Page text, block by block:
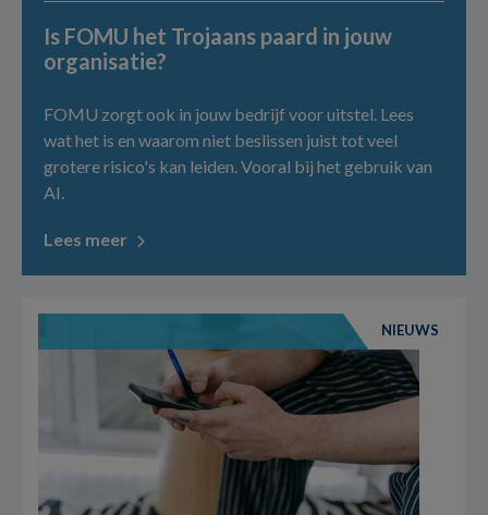
Is FOMU het Trojaans paard in jouw
organisatie?
FOMU zorgt ook in jouw bedrijf voor uitstel. Lees
wat het is en waarom niet beslissen juist tot veel
grotere risico's kan leiden. Vooral bij het gebruik van
AI.
Lees meer
NIEUWS